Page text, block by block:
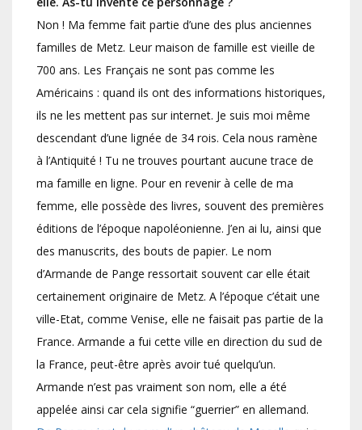
Non ! Ma femme fait partie d’une des plus anciennes
familles de Metz. Leur maison de famille est vieille de
700 ans. Les Français ne sont pas comme les
Américains : quand ils ont des informations historiques,
ils ne les mettent pas sur internet. Je suis moi même
descendant d’une lignée de 34 rois. Cela nous ramène
à l’Antiquité ! Tu ne trouves pourtant aucune trace de
ma famille en ligne. Pour en revenir à celle de ma
femme, elle possède des livres, souvent des premières
éditions de l’époque napoléonienne. J’en ai lu, ainsi que
des manuscrits, des bouts de papier. Le nom
d’Armande de Pange ressortait souvent car elle était
certainement originaire de Metz. A l’époque c’était une
ville-Etat, comme Venise, elle ne faisait pas partie de la
France. Armande a fui cette ville en direction du sud de
la France, peut-être après avoir tué quelqu’un.
Armande n’est pas vraiment son nom, elle a été
appelée ainsi car cela signifie “guerrier” en allemand.